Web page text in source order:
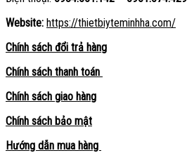
Website: https://thietbiyteminhha.com/
Chính sách đổi trả hàng
Chính sách thanh toán
Chính sách giao hàng
Chính sách bảo mật
Hướng dẫn mua hàng